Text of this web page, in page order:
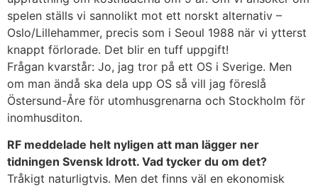
spelen ställs vi sannolikt mot ett norskt alternativ –
Oslo/Lillehammer, precis som i Seoul 1988 när vi ytterst
knappt förlorade. Det blir en tuff uppgift!
Frågan kvarstår: Jo, jag tror på ett OS i Sverige. Men
om man ändå ska dela upp OS så vill jag föreslå
Östersund-Åre för utomhusgrenarna och Stockholm för
inomhusditon.
RF meddelade helt nyligen att man lägger ner
tidningen Svensk Idrott. Vad tycker du om det?
Tråkigt naturligtvis. Men det finns väl en ekonomisk